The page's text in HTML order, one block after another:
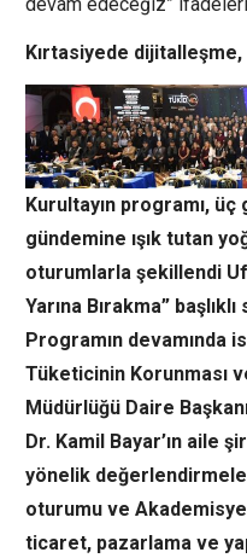
Kırtasiyede
Kurultayın programı,
gündemine ışık tutan
oturumlarla şekillendi
Yarına Bırakma”
Programın devamında
Tüketicinin Korunması
Müdürlüğü Daire
Dr. Kamil Bayar’ın aile
yönelik
oturumu ve
ticaret, pazarlama ve